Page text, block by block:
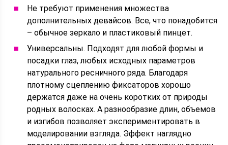
Не требуют применения множества
дополнительных девайсов. Все, что понадобится
– обычное зеркало и пластиковый пинцет.
Универсальны. Подходят для любой формы и
посадки глаз, любых исходных параметров
натурального ресничного ряда. Благодаря
плотному сцеплению фиксаторов хорошо
держатся даже на очень коротких от природы
родных волосках. А разнообразие длин, объемов
и изгибов позволяет экспериментировать в
моделировании взгляда. Эффект наглядно